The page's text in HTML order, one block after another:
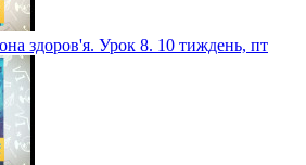
здоров'я. Урок 8. 10 тиждень, пт